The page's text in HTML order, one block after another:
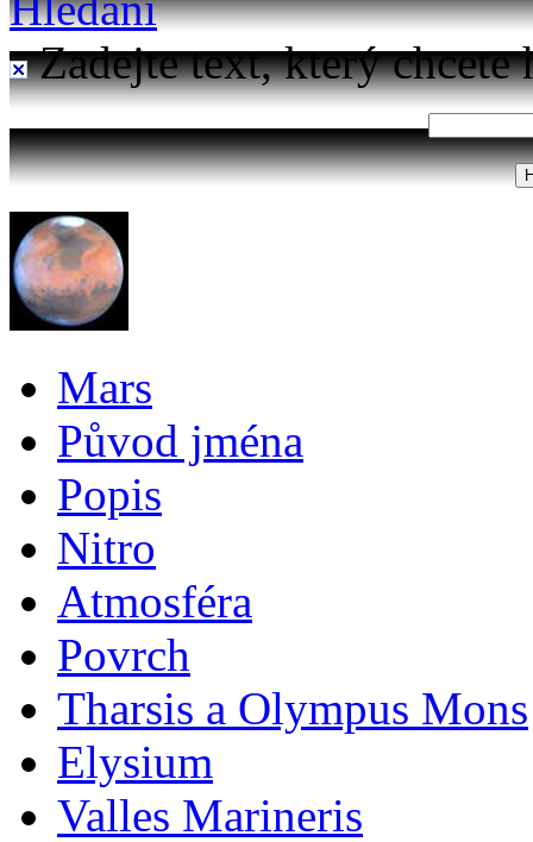
Zadejte text, který chcete
Mars
Původ jména
Popis
Nitro
Atmosféra
Povrch
Tharsis a Olympus Mons
Elysium
Valles Marineris